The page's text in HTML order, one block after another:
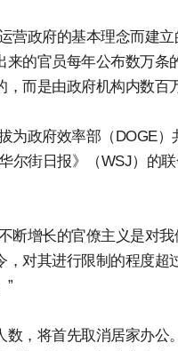
营政府的基本理念而建
的官员每年公布数万条
而是由政府机构内数百
为政府效率部（DOGE
尔街日报》（WSJ）的
断增长的官僚主义是对
，对其进行限制的程度
”
，将首先取消居家办